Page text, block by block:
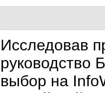
Исследовав
руководство
выбор на